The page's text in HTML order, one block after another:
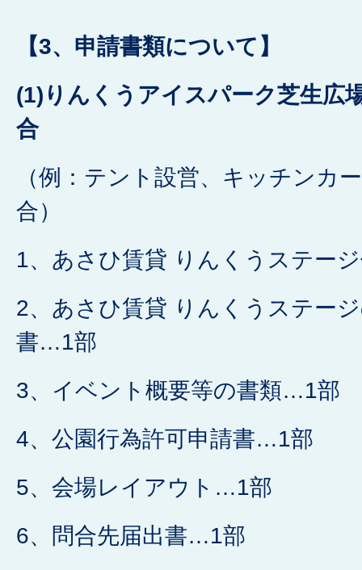
【3、申請書類について】
(1) りんくうアイスパーク芝生広
合
（例：テント設営、キッチンカ
合）
1、あさひ賃貸 りんくうステー
2、あさひ賃貸 りんくうステー
書…1部
3、イベント概要等の書類…1部
4、公園行為許可申請書…1部
5、会場レイアウト…1部
6、問合先届出書…1部